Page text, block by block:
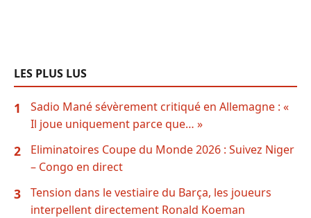
LES PLUS LUS
1
Sadio Mané sévèrement critiqué en Allemagne : «
Il joue uniquement parce que… »
2
Eliminatoires Coupe du Monde 2026 : Suivez Niger
– Congo en direct
3
Tension dans le vestiaire du Barça, les joueurs
interpellent directement Ronald Koeman